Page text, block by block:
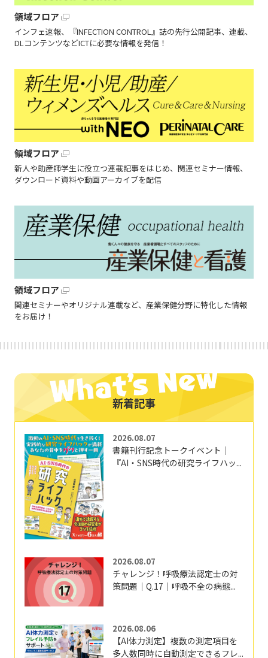
領域フロア
インフェ速報、『INFECTION CONTROL』誌の先行公開記事、連載、
DLコンテンツなどICTに必要な情報を発信！
領域フロア
新人や助産師学生に役立つ連載記事をはじめ、関連セミナー情報、
ダウンロード資料や動画アーカイブを配信
領域フロア
関連セミナーやオリジナル連載など、産業保健分野に特化した情報
をお届け！
新着記事
2026.08.07
書籍刊行記念トークイベント｜
『AI・SNS時代の研究ライフハッ...
2026.08.07
チャレンジ！呼吸療法認定士の対
策問題｜Q.17｜呼吸不全の病態...
2026.08.06
【AI体力測定】複数の測定項目を
多人数同時に自動測定できるフレ...